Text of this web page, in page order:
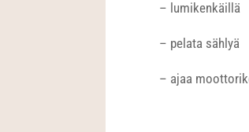
– lumikenkäillä
– pelata sählyä
– ajaa